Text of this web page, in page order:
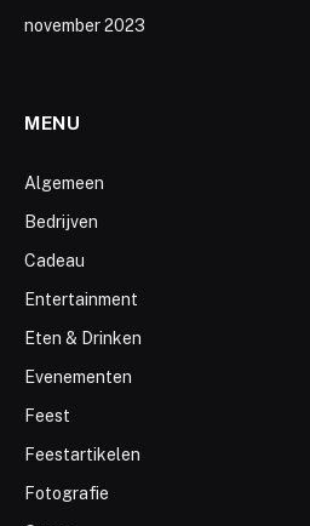
november 2023
MENU
Algemeen
Bedrijven
Cadeau
Entertainment
Eten & Drinken
Evenementen
Feest
Feestartikelen
Fotografie